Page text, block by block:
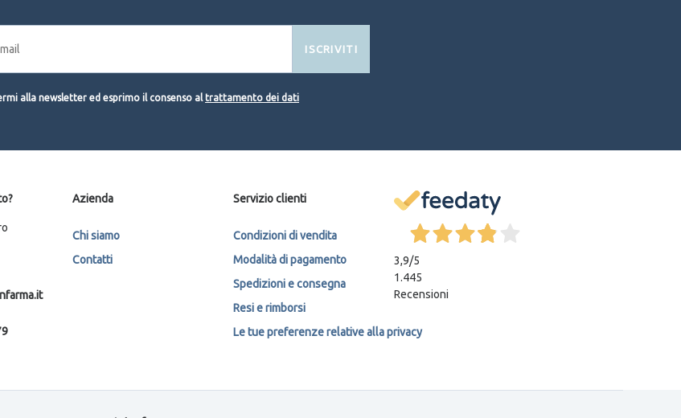
ISCRIVITI
alla newsletter ed esprimo il consenso altrattamento dei dati
Azienda
Chi siamo
Contatti
Servizio clienti
Condizioni di vendita
Modalità di pagamento
Spedizioni e consegna
Resi e rimborsi
Le tue preferenze relative alla privacy
3,9/5
1.445
Recensioni